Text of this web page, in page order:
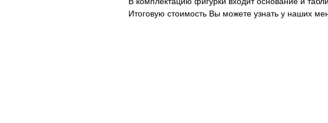
Итоговую стоимость Вы можете узнать у наших